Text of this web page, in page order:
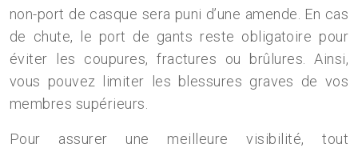
non-port de casque sera puni d’une amende. En cas
de chute, le port de gants reste obligatoire pour
éviter les coupures, fractures ou brûlures. Ainsi,
vous pouvez limiter les blessures graves de vos
membres supérieurs.
Pour assurer une meilleure visibilité, tout